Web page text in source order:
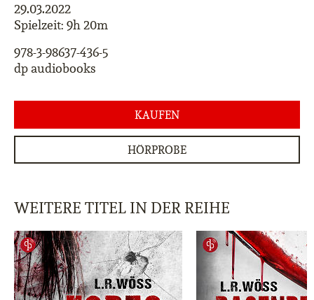
29.03.2022
Spielzeit: 9h 20m
978-3-98637-436-5
dp audiobooks
KAUFEN
HÖRPROBE
WEITERE TITEL IN DER REIHE